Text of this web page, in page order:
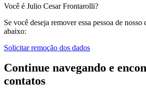
Você é Julio Cesar Frontarolli?
Se você deseja remover essa pessoa de
abaixo:
Solicitar remoção dos dados
Continue navegando e
contatos